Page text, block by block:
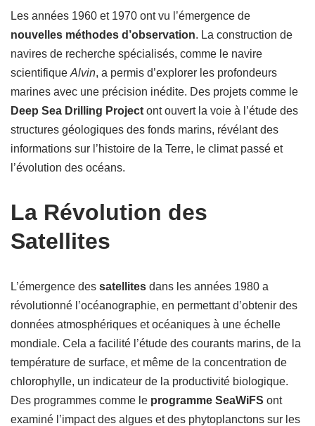
Les années 1960 et 1970 ont vu l’émergence de
nouvelles méthodes d’observation. La construction de
navires de recherche spécialisés, comme le navire
scientifique Alvin, a permis d’explorer les profondeurs
marines avec une précision inédite. Des projets comme le
Deep Sea Drilling Project ont ouvert la voie à l’étude des
structures géologiques des fonds marins, révélant des
informations sur l’histoire de la Terre, le climat passé et
l’évolution des océans.
La Révolution des
Satellites
L’émergence des satellites dans les années 1980 a
révolutionné l’océanographie, en permettant d’obtenir des
données atmosphériques et océaniques à une échelle
mondiale. Cela a facilité l’étude des courants marins, de la
température de surface, et même de la concentration de
chlorophylle, un indicateur de la productivité biologique.
Des programmes comme le programme SeaWiFS ont
examiné l’impact des algues et des phytoplanctons sur les